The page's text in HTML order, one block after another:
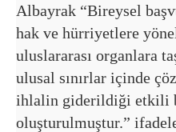
Albayrak “Bireysel
hak ve hürriyetlere
uluslararası organlara
ulusal sınırlar içinde
ihlalin giderildiği etkili
oluşturulmuştur.”